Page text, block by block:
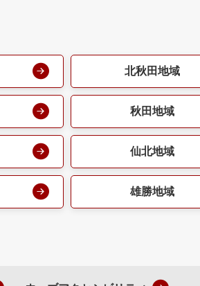
北秋田地域
秋田地域
仙北地域
雄勝地域